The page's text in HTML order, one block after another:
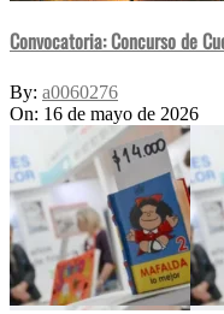
Convocatoria: Concurso de
By: a0060276
On: 16 de mayo de 2026